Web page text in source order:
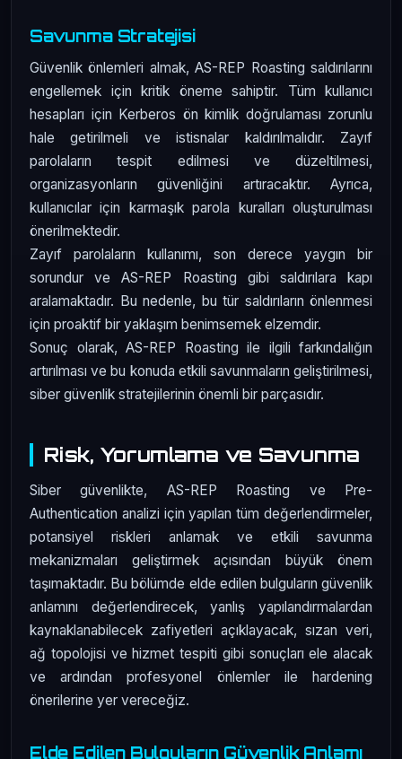
Savunma Stratejisi
Güvenlik önlemleri almak, AS-REP Roasting saldırılarını
engellemek için kritik öneme sahiptir. Tüm kullanıcı
hesapları için Kerberos ön kimlik doğrulaması zorunlu
hale getirilmeli ve istisnalar kaldırılmalıdır. Zayıf
parolaların tespit edilmesi ve düzeltilmesi,
organizasyonların güvenliğini artıracaktır. Ayrıca,
kullanıcılar için karmaşık parola kuralları oluşturulması
önerilmektedir.
Zayıf parolaların kullanımı, son derece yaygın bir
sorundur ve AS-REP Roasting gibi saldırılara kapı
aralamaktadır. Bu nedenle, bu tür saldırıların önlenmesi
için proaktif bir yaklaşım benimsemek elzemdir.
Sonuç olarak, AS-REP Roasting ile ilgili farkındalığın
artırılması ve bu konuda etkili savunmaların geliştirilmesi,
siber güvenlik stratejilerinin önemli bir parçasıdır.
Risk, Yorumlama ve Savunma
Siber güvenlikte, AS-REP Roasting ve Pre-
Authentication analizi için yapılan tüm değerlendirmeler,
potansiyel riskleri anlamak ve etkili savunma
mekanizmaları geliştirmek açısından büyük önem
taşımaktadır. Bu bölümde elde edilen bulguların güvenlik
anlamını değerlendirecek, yanlış yapılandırmalardan
kaynaklanabilecek zafiyetleri açıklayacak, sızan veri,
ağ topolojisi ve hizmet tespiti gibi sonuçları ele alacak
ve ardından profesyonel önlemler ile hardening
önerilerine yer vereceğiz.
Elde Edilen Bulguların Güvenlik Anlamı